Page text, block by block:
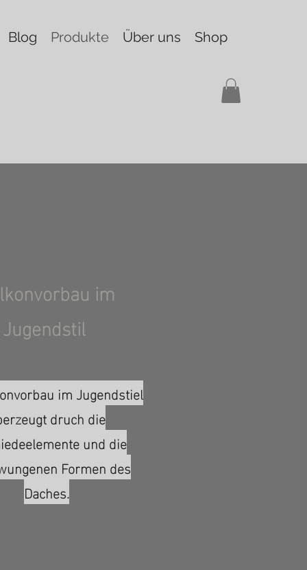
Blog Produkte Über uns Shop
im
Jugendstil
im Jugendstiel
druch die
und die
Formen des
Daches.